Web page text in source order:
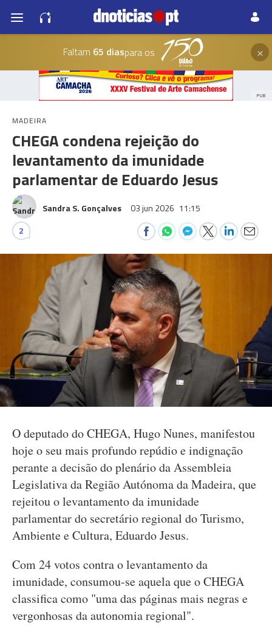
Faltam 65 diaspara os ×
PUB
MADEIRA
CHEGA condena rejeição do
levantamento da imunidade
parlamentar de Eduardo Jesus
Sandra S. Gonçalves 03 jun 2026 11:15
2
O deputado do CHEGA, Hugo Nunes, manifestou
hoje o seu mais profundo repúdio e indignação
perante a decisão do plenário da Assembleia
Legislativa da Região Autónoma da Madeira, que
rejeitou o levantamento da imunidade
parlamentar do secretário regional do Turismo,
Ambiente e Cultura, Eduardo Jesus.
Com 24 votos contra o levantamento da
imunidade, consumou-se aquela que o CHEGA
classifica como "uma das páginas mais negras e
vergonhosas da autonomia regional".